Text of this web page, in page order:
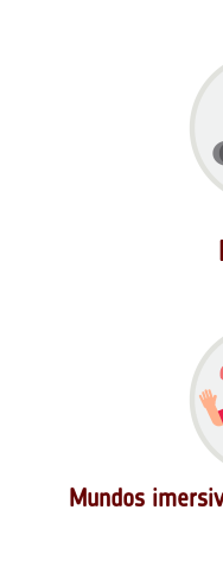
Mundos